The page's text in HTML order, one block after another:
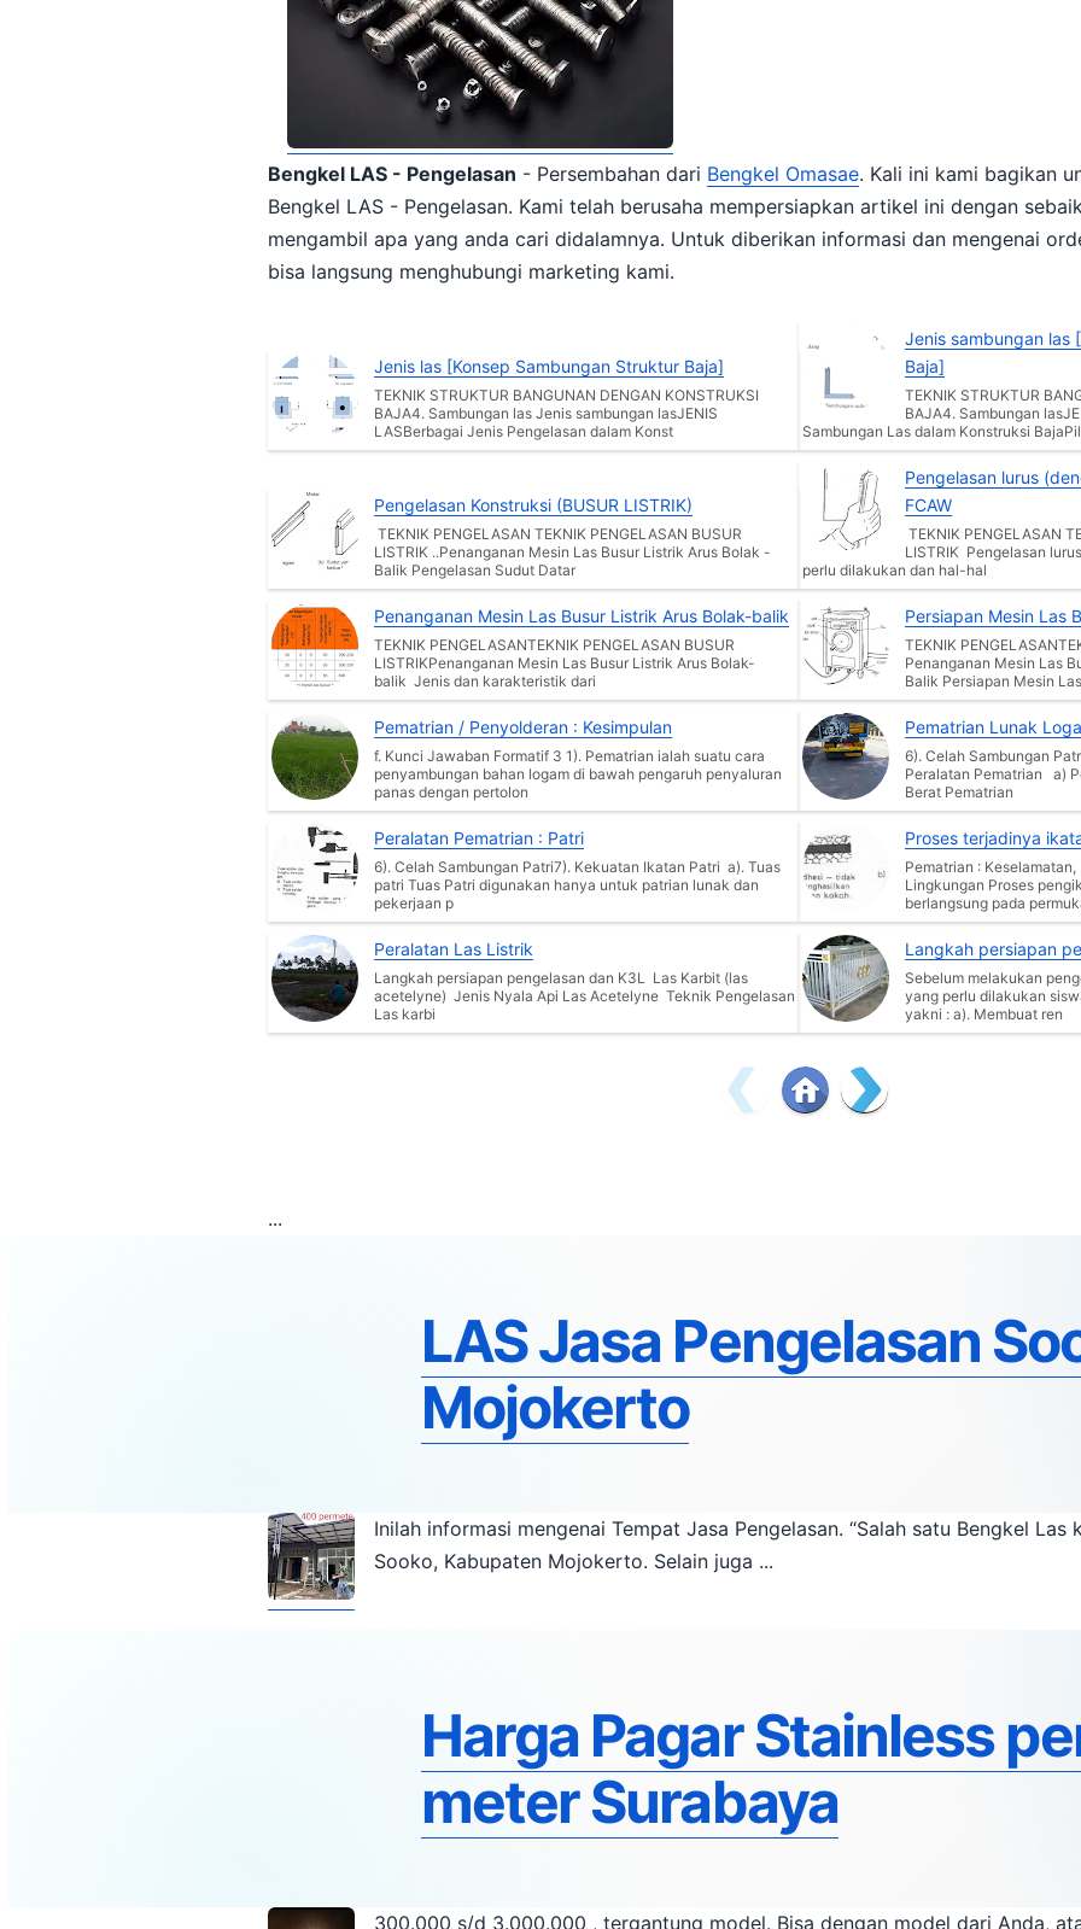
Bengkel LAS - Pengelasan - Persembahan dari Bengkel Omasae. Kali ini kami bagikan untuk anda, informasi mengenai
Bengkel LAS - Pengelasan. Kami telah berusaha mempersiapkan artikel ini dengan sebaik mungkin, semoga anda bisa
mengambil apa yang anda cari didalamnya. Untuk diberikan informasi dan mengenai order atau sekedar kirim pesan,
bisa langsung menghubungi marketing kami.
Jenis las [Konsep Sambungan Struktur Baja]
TEKNIK STRUKTUR BANGUNAN DENGAN KONSTRUKSI
BAJA4. Sambungan las Jenis sambungan lasJENIS
LASBerbagai Jenis Pengelasan dalam Konst
Jenis sambungan las
Baja]
TEKNIK STRUKTUR
BAJA4. Sambungan
Sambungan Las dalam Konstruksi
Pengelasan Konstruksi (BUSUR LISTRIK)
TEKNIK PENGELASAN TEKNIK PENGELASAN BUSUR
LISTRIK ..Penanganan Mesin Las Busur Listrik Arus Bolak -
Balik Pengelasan Sudut Datar
Pengelasan lurus (dengan & tanpa ayunan) GMAW /
FCAW
TEKNIK PENGELASAN
LISTRIK Pengelasan
perlu dilakukan dan hal-hal
Penanganan Mesin Las Busur Listrik Arus Bolak-balik
TEKNIK PENGELASANTEKNIK PENGELASAN BUSUR
LISTRIKPenanganan Mesin Las Busur Listrik Arus Bolak-
balik Jenis dan karakteristik dari
Persiapan Mesin Las
TEKNIK
Penanganan Mesin Las
Balik Persiapan Mesin
Pematrian / Penyolderan : Kesimpulan
f. Kunci Jawaban Formatif 3 1). Pematrian ialah suatu cara
penyambungan bahan logam di bawah pengaruh penyaluran
panas dengan pertolon
Pematrian Lunak
6). Celah Sambungan
Peralatan Pematrian a) Pengertian Pematrian Lunak Logam
Berat Pematrian
Peralatan Pematrian : Patri
6). Celah Sambungan Patri7). Kekuatan Ikatan Patri a). Tuas
patri Tuas Patri digunakan hanya untuk patrian lunak dan
pekerjaan p
Proses terjadinya
Pematrian :
Lingkungan Proses
berlangsung pada
Peralatan Las Listrik
Langkah persiapan pengelasan dan K3L Las Karbit (las
acetelyne) Jenis Nyala Api Las Acetelyne Teknik Pengelasan
Las karbi
Langkah persiapan
Sebelum melakukan
yang perlu dilakukan
yakni : a). Membuat ren
...
LAS Jasa Pengelasan
Mojokerto
Inilah informasi mengenai Tempat Jasa Pengelasan. “Salah satu Bengkel Las kami″ berada di Kecamatan
Sooko, Kabupaten Mojokerto. Selain juga ...
Harga Pagar Stainless
meter Surabaya
300.000 s/d 3.000.000 , tergantung model. Bisa dengan model dari Anda, atau dari contoh yang kami